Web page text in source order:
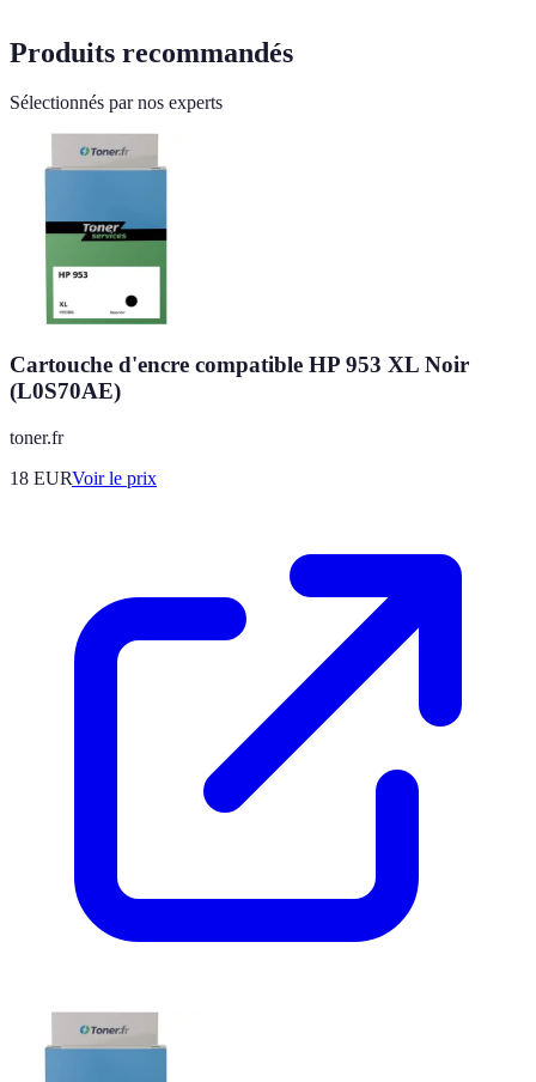
Produits recommandés
Sélectionnés par nos experts
Cartouche d'encre compatible HP 953 XL Noir
(L0S70AE)
toner.fr
18 EURVoir le prix